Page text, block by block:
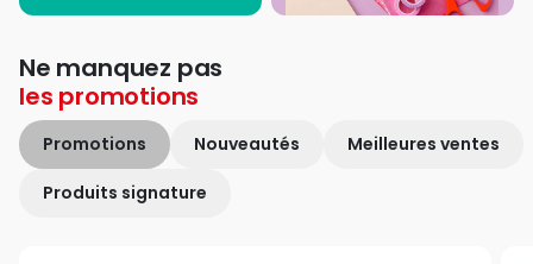
Ne manquez pas
les promotions
Promotions Nouveautés Meilleures ventes
Produits signature